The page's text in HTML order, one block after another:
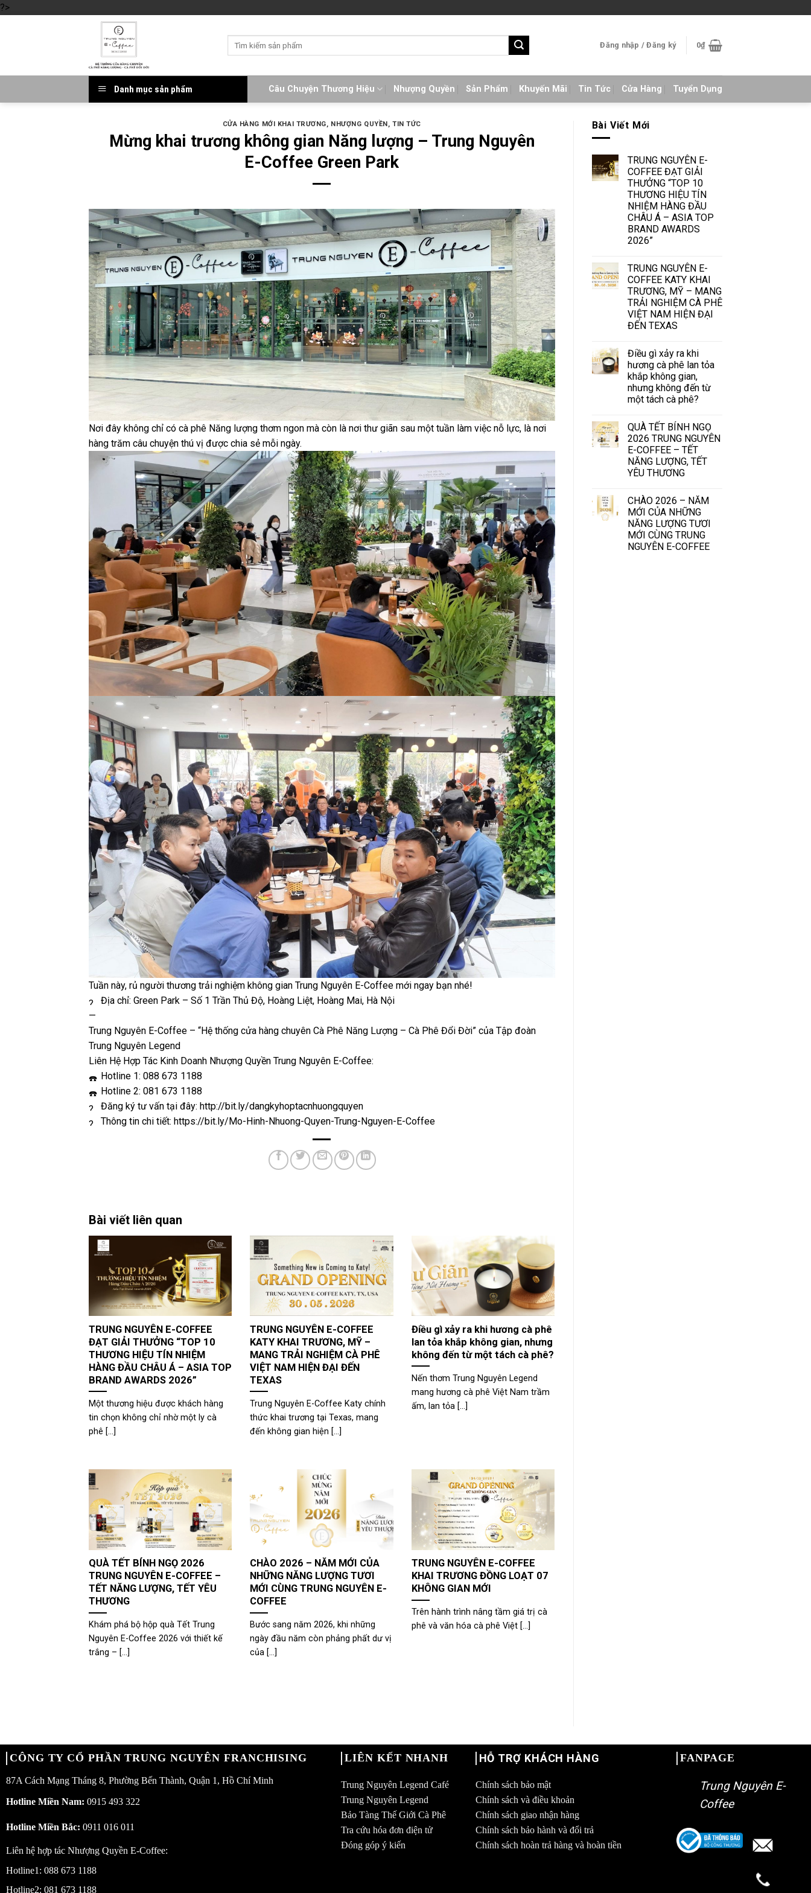
?>
Đăng nhập / Đăng ký 0₫
Danh mục sản phẩm Câu Chuyện Thương Hiệu Nhượng Quyền Sản Phẩm Khuyến Mãi Tin Tức Cửa Hàng Tuyển Dụng
CỬA HÀNG MỚI KHAI TRƯƠNG, NHƯỢNG QUYỀN, TIN TỨC
Mừng khai trương không gian Năng lượng – Trung Nguyên
E-Coffee Green Park
Nơi đây không chỉ có cà phê Năng lượng thơm ngon mà còn là nơi thư giãn sau một tuần làm việc nỗ lực, là nơi
hàng trăm câu chuyện thú vị được chia sẻ mỗi ngày.
Tuần này, rủ người thương trải nghiệm không gian Trung Nguyên E-Coffee mới ngay bạn nhé!
Địa chỉ: Green Park – Số 1 Trần Thủ Độ, Hoàng Liệt, Hoàng Mai, Hà Nội​
—
Trung Nguyên E-Coffee – “Hệ thống cửa hàng chuyên Cà Phê Năng Lượng – Cà Phê Đổi Đời” của Tập đoàn
Trung Nguyên Legend
Liên Hệ Hợp Tác Kinh Doanh Nhượng Quyền Trung Nguyên E-Coffee:
Hotline 1: 088 673 1188
Hotline 2: 081 673 1188
Đăng ký tư vấn tại đây: http://bit.ly/dangkyhoptacnhuongquyen
Thông tin chi tiết: https://bit.ly/Mo-Hinh-Nhuong-Quyen-Trung-Nguyen-E-Coffee
Bài viết liên quan
TRUNG NGUYÊN E-COFFEE
ĐẠT GIẢI THƯỞNG “TOP 10
THƯƠNG HIỆU TÍN NHIỆM
HÀNG ĐẦU CHÂU Á – ASIA TOP
BRAND AWARDS 2026”
Một thương hiệu được khách hàng
tin chọn không chỉ nhờ một ly cà
phê [...]
TRUNG NGUYÊN E-COFFEE
KATY KHAI TRƯƠNG, MỸ –
MANG TRẢI NGHIỆM CÀ PHÊ
VIỆT NAM HIỆN ĐẠI ĐẾN
TEXAS
Trung Nguyên E-Coffee Katy chính
thức khai trương tại Texas, mang
đến không gian hiện [...]
Điều gì xảy ra khi hương cà phê
lan tỏa khắp không gian, nhưng
không đến từ một tách cà phê?
Nến thơm Trung Nguyên Legend
mang hương cà phê Việt Nam trầm
ấm, lan tỏa [...]
QUÀ TẾT BÍNH NGỌ 2026
TRUNG NGUYÊN E-COFFEE –
TẾT NĂNG LƯỢNG, TẾT YÊU
THƯƠNG
Khám phá bộ hộp quà Tết Trung
Nguyên E-Coffee 2026 với thiết kế
trắng – [...]
CHÀO 2026 – NĂM MỚI CỦA
NHỮNG NĂNG LƯỢNG TƯƠI
MỚI CÙNG TRUNG NGUYÊN E-
COFFEE
Bước sang năm 2026, khi những
ngày đầu năm còn phảng phất dư vị
của [...]
TRUNG NGUYÊN E-COFFEE
KHAI TRƯƠNG ĐỒNG LOẠT 07
KHÔNG GIAN MỚI
Trên hành trình nâng tầm giá trị cà
phê và văn hóa cà phê Việt [...]
Bài Viết Mới
TRUNG NGUYÊN E-
COFFEE ĐẠT GIẢI
THƯỞNG “TOP 10
THƯƠNG HIỆU TÍN
NHIỆM HÀNG ĐẦU
CHÂU Á – ASIA TOP
BRAND AWARDS
2026”
TRUNG NGUYÊN E-
COFFEE KATY KHAI
TRƯƠNG, MỸ – MANG
TRẢI NGHIỆM CÀ PHÊ
VIỆT NAM HIỆN ĐẠI
ĐẾN TEXAS
Điều gì xảy ra khi
hương cà phê lan tỏa
khắp không gian,
nhưng không đến từ
một tách cà phê?
QUÀ TẾT BÍNH NGỌ
2026 TRUNG NGUYÊN
E-COFFEE – TẾT
NĂNG LƯỢNG, TẾT
YÊU THƯƠNG
CHÀO 2026 – NĂM
MỚI CỦA NHỮNG
NĂNG LƯỢNG TƯƠI
MỚI CÙNG TRUNG
NGUYÊN E-COFFEE
CÔNG TY CỔ PHẦN TRUNG NGUYÊN FRANCHISING
87A Cách Mạng Tháng 8, Phường Bến Thành, Quận 1, Hồ Chí Minh
Hotline Miền Nam: 0915 493 322
Hotline Miền Bắc: 0911 016 011
Liên hệ hợp tác Nhượng Quyền E-Coffee:
Hotline1: 088 673 1188
Hotline2: 081 673 1188
LIÊN KẾT NHANH
Trung Nguyên Legend Café
Trung Nguyên Legend
Bảo Tàng Thế Giới Cà Phê
Tra cứu hóa đơn điện tử
Đóng góp ý kiến
HỖ TRỢ KHÁCH HÀNG
Chính sách bảo mật
Chính sách và điều khoản
Chính sách giao nhận hàng
Chính sách bảo hành và đổi trả
Chính sách hoàn trả hàng và hoàn tiền
FANPAGE
Trung Nguyên E-
Coffee